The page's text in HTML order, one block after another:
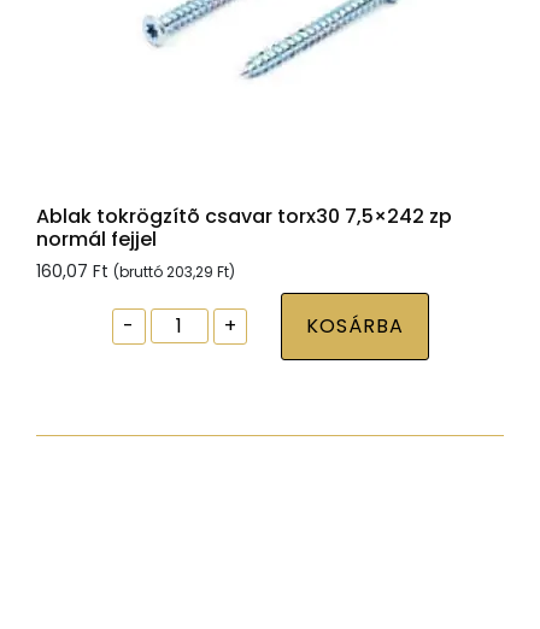
Ablak tokrögzítõ csavar torx30 7,5×242 zp
normál fejjel
160,07 Ft (bruttó203,29 Ft)
-
Ablak
tokrögzítõ
7,5x242
+ KOSÁRBA